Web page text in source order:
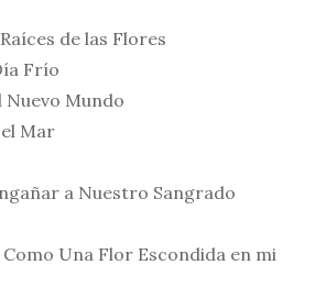
de las Flores
Frío
Nuevo Mundo
Mar
a Nuestro Sangrado
Como Una Flor Escondida en mi